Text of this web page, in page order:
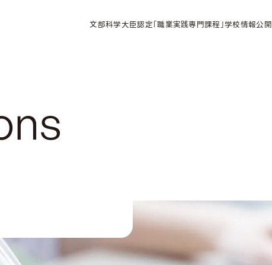
文部科学大臣認定「職業実践専門課程」学校情報公開